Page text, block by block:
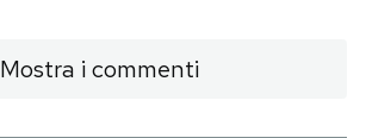
Mostra i commenti